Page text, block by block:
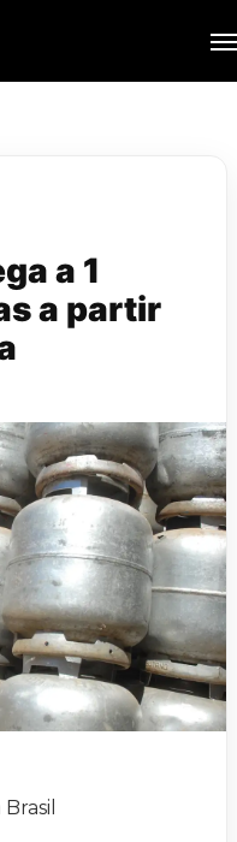
a 1
a partir